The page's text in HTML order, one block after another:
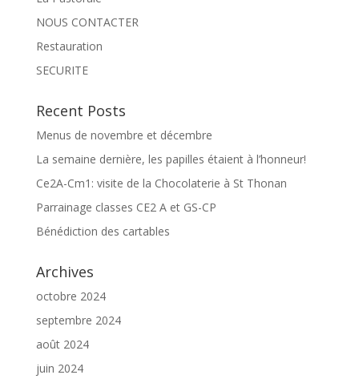
NOUS CONTACTER
Restauration
SECURITE
Recent Posts
Menus de novembre et décembre
La semaine dernière, les papilles étaient à l’honneur!
Ce2A-Cm1: visite de la Chocolaterie à St Thonan
Parrainage classes CE2 A et GS-CP
Bénédiction des cartables
Archives
octobre 2024
septembre 2024
août 2024
juin 2024